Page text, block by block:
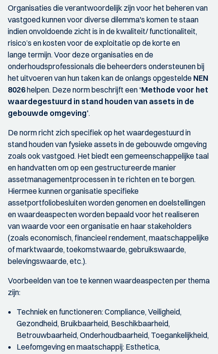
Organisaties die verantwoordelijk zijn voor het beheren van
vastgoed kunnen voor diverse dilemma's komen te staan
indien onvoldoende zicht is in de kwaliteit/ functionaliteit,
risico’s en kosten voor de exploitatie op de korte en
lange termijn. Voor deze organisaties en de
onderhoudsprofessionals die beheerders ondersteunen bij
het uitvoeren van hun taken kan de onlangs opgestelde NEN
8026helpen. Deze norm beschrijft een ‘Methode voor het
waardegestuurd in stand houden van assets in de
gebouwde omgeving’.
De norm richt zich specifiek op het waardegestuurd in
stand houden van fysieke assets in de gebouwde omgeving
zoals ook vastgoed. Het biedt een gemeenschappelijke taal
en handvatten om op een gestructureerde manier
assetmanagementprocessen in te richten en te borgen.
Hiermee kunnen organisatie specifieke
assetportfoliobesluiten worden genomen en doelstellingen
en waardeaspecten worden bepaald voor het realiseren
van waarde voor een organisatie en haar stakeholders
(zoals economisch, financieel rendement, maatschappelijke
of marktwaarde, toekomstwaarde, gebruikswaarde,
belevingswaarde, etc.).
Voorbeelden van toe te kennen waardeaspecten per thema
zijn:
Techniek en functioneren: Compliance, Veiligheid,
Gezondheid, Bruikbaarheid, Beschikbaarheid,
Betrouwbaarheid, Onderhoudbaarheid, Toegankelijkheid,
Leefomgeving en maatschappij: Esthetica,